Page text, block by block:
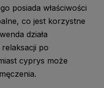
posiada właściwości
co jest korzystne
działa
po
cyprys może